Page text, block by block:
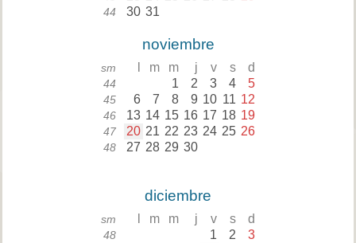
44 30 31
noviembre
sm m m j v s d
44 1 2 3 4 5
45 6 7 8 9 10 11 12
46 13 14 15 16 17 18 19
47 20 21 22 23 24 25 26
48 27 28 29 30
diciembre
sm m m j v s d
48 1 2 3